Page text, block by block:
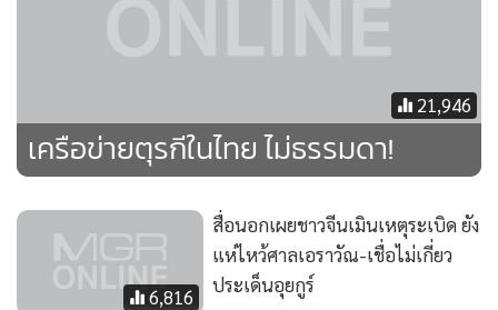
หลายร้อยคน โดยรัฐบาลปักกิ่งชี้ว่าเป็นฝีมือของพวกแบ่งแยกดิน
แดนและพวกลัทธิหัวรุนแรง
สาเหตุที่แท้จริงมาจากนโยบาย “กำปั้นเหล็ก” ของทางการจีน ที่
กดขี่ข่มเหงชาวอุยกูร์อย่างหนักหน่วง ทั้งควบคุมการนับถือ
ศาสนาและจำกัดประเพณีวัฒนธรรม สร้างความไม่พอใจจนเกิด
21,946
เครือข่ายตุรกีในไทย ไม่ธรรมดา!
6,816
สื่อนอกเผยชาวจีนเมินเหตุระเบิด ยัง
แห่ไหว้ศาลเอราวัณ-เชื่อไม่เกี่ยว
ประเด็นอุยกูร์